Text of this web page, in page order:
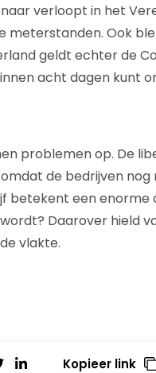
verloopt in het
meterstanden. Ook
geldt echter de
acht dagen kunt
problemen op. De
de bedrijven
betekent een
Daarover hield
vlakte.
Kopieer link